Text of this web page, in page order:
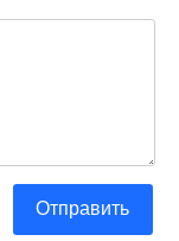
Отправить